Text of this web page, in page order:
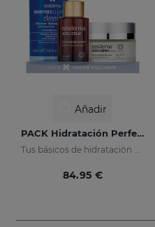
Añadir
PACK Hidratación Perfecta
Tus básicos de hidratación en un pack
84.95 €